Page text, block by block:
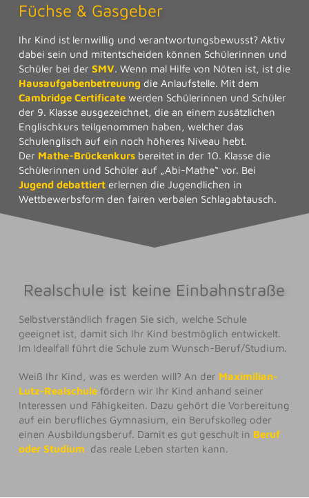
Füchse & Gasgeber
Ihr Kind ist lernwillig und verantwortungsbewusst? Aktiv
dabei sein und mitentscheiden können Schülerinnen und
Schüler bei der SMV. Wenn mal Hilfe von Nöten ist, ist die
Hausaufgabenbetreuung die Anlaufstelle. Mit dem
Cambridge Certificatewerden Schülerinnen und Schüler
der 9. Klasse ausgezeichnet, die an einem zusätzlichen
Englischkurs teilgenommen haben, welcher das
Schulenglisch auf ein noch höheres Niveau hebt.
Der Mathe-Brückenkursbereitet in der 10. Klasse die
Schülerinnen und Schüler auf „Abi-Mathe“ vor. Bei
Jugend debattierterlernen die Jugendlichen in
Wettbewerbsform den fairen verbalen Schlagabtausch.
Realschule ist keine Einbahnstraße
Selbstverständlich fragen Sie sich, welche Schule
geeignet ist, damit sich Ihr Kind bestmöglich entwickelt.
Im Idealfall führt die Schule zum Wunsch-Beruf/Studium.
Weiß Ihr Kind, was es werden will? An der Maximilian-
Lutz-Realschulefördern wir Ihr Kind anhand seiner
Interessen und Fähigkeiten. Dazu gehört die Vorbereitung
auf ein berufliches Gymnasium, ein Berufskolleg oder
einen Ausbildungsberuf. Damit es gut geschult in Beruf
oder Studium das reale Leben starten kann.